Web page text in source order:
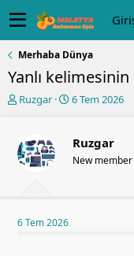
Merhaba Dünya
Yanlı
K
u
y
u
l
Ruzgar
B
a
6 Tem 2026
Ruzgar
New member
6 Tem 2026